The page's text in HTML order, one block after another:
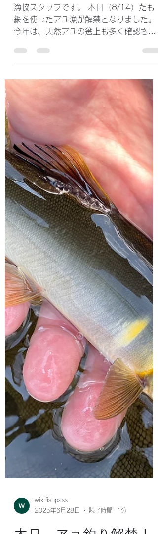
wix fishpass
2025年8月14日
読了時間: 1分
河野川 たも網解禁
網を使ったアユ漁が解禁となりました。
今年は、天然アユの遡上も多く確認され
ていて、友釣りのお客様にも十分楽しん
でいただいております。 鮎釣りも最盛期
に突入です。 例年以上の賑わいをみせて
いる河野川に是非お越しください。